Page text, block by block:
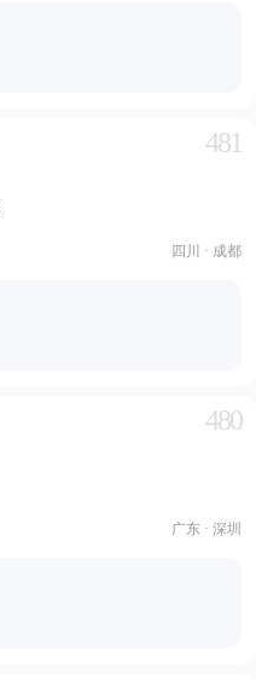
481
四川 · 成都
480
广东 · 深圳